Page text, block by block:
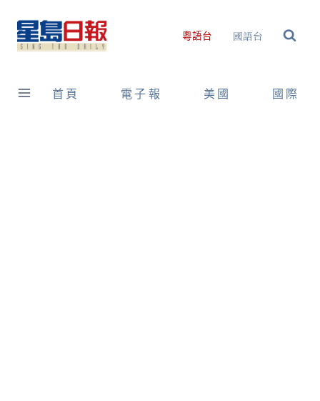
content
粵語台 國語台
首頁 電子報 美國 國際